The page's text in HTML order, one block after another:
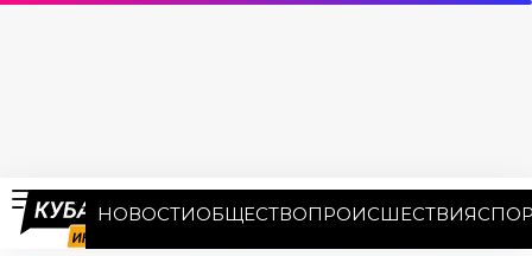
НОВОСТИОБЩЕСТВОПРОИСШЕСТВИЯ